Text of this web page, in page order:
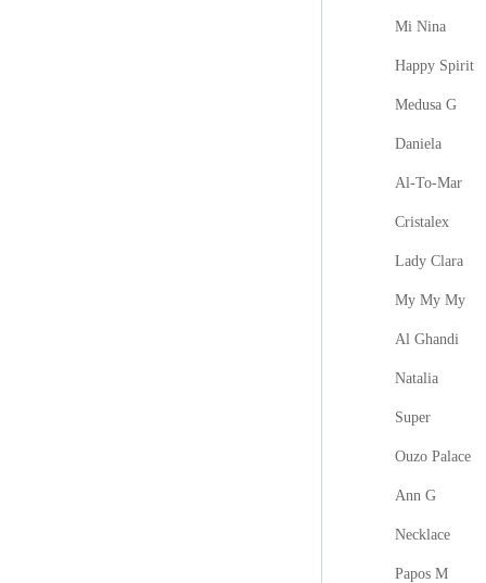
Mi Nina
Happy Spirit
Medusa G
Daniela
Al-To-Mar
Cristalex
Lady Clara
My My My
Al Ghandi
Natalia
Super
Ouzo Palace
Ann G
Necklace
Papos M